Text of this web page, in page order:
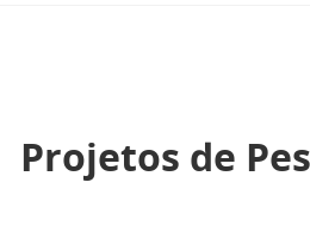
Projetos de